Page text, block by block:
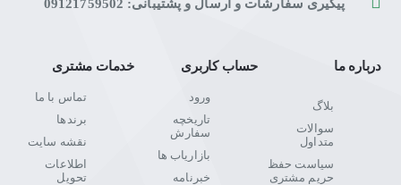
پیگیری سفارشات و ارسال و پشتیبانی: 09121759502
درباره ما
بلاگ
سوالات
متداول
سیاست حفظ
حریم مشتری
حساب کاربری
ورود
تاریخچه
سفارش
بازاریاب ها
خبرنامه
خدمات مشتری
تماس با ما
برندها
نقشه سایت
اطلاعات
تحویل